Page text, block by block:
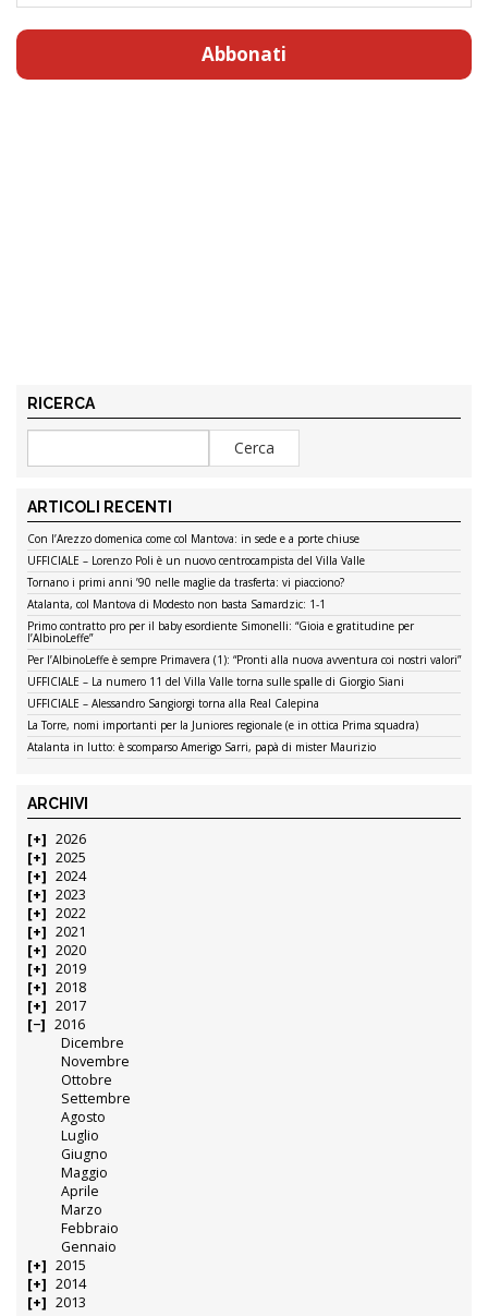
Abbonati
RICERCA
ARTICOLI RECENTI
Con l’Arezzo domenica come col Mantova: in sede e a porte chiuse
UFFICIALE – Lorenzo Poli è un nuovo centrocampista del Villa Valle
Tornano i primi anni ’90 nelle maglie da trasferta: vi piacciono?
Atalanta, col Mantova di Modesto non basta Samardzic: 1-1
Primo contratto pro per il baby esordiente Simonelli: “Gioia e gratitudine per
l’AlbinoLeffe”
Per l’AlbinoLeffe è sempre Primavera (1): “Pronti alla nuova avventura coi nostri valori”
UFFICIALE – La numero 11 del Villa Valle torna sulle spalle di Giorgio Siani
UFFICIALE – Alessandro Sangiorgi torna alla Real Calepina
La Torre, nomi importanti per la Juniores regionale (e in ottica Prima squadra)
Atalanta in lutto: è scomparso Amerigo Sarri, papà di mister Maurizio
ARCHIVI
2026
2025
2024
2023
2022
2021
2020
2019
2018
2017
2016
Dicembre
Novembre
Ottobre
Settembre
Agosto
Luglio
Giugno
Maggio
Aprile
Marzo
Febbraio
Gennaio
2015
2014
2013